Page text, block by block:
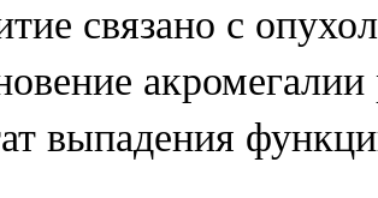
связано с
выпадения